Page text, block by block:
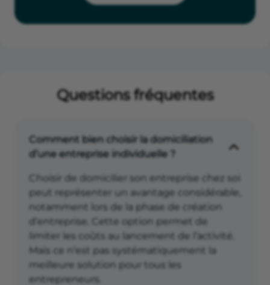
Questions fréquentes
Comment bien choisir la domiciliation
d’une entreprise individuelle ?
Choisir de domicilier son entreprise chez soi
peut représenter un avantage considérable,
notamment lors de la phase de création
d’entreprise. Cette option permet de
limiter les coûts au lancement de l’activité.
Mais ce n’est pas systématiquement la
meilleure solution pour tous les
entrepreneurs.